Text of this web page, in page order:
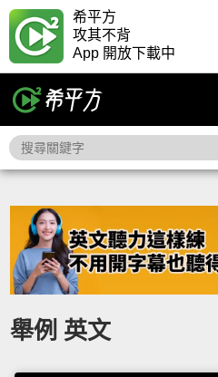
希平方
攻其不背
App 開放下載中
舉例 英文